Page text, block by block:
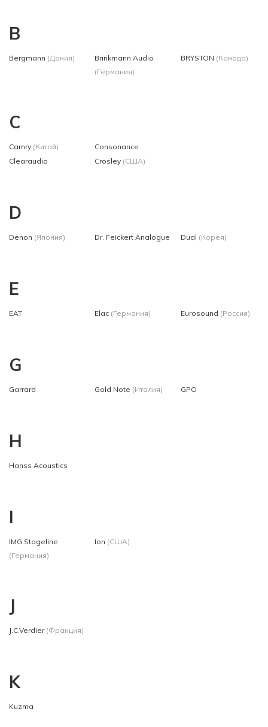
B
Bergmann (Дания)
Brinkmann Audio
(Германия)
BRYSTON (Канада)
C
Camry (Китай)
Clearaudio
Consonance
Crosley (США)
D
Denon (Япония) Dr. Feickert Analogue Dual (Корея)
E
EAT Elac (Германия) Eurosound (Россия)
G
Garrard Gold Note (Италия) GPO
H
Hanss Acoustics
I
IMG Stageline
(Германия)
Ion (США)
J
J.C.Verdier (Франция)
K
Kuzma